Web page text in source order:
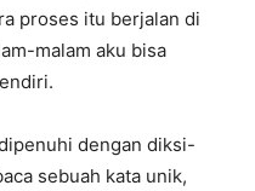
proses itu berjalan di
malam aku bisa
dengan diksi-
sebuah kata unik,